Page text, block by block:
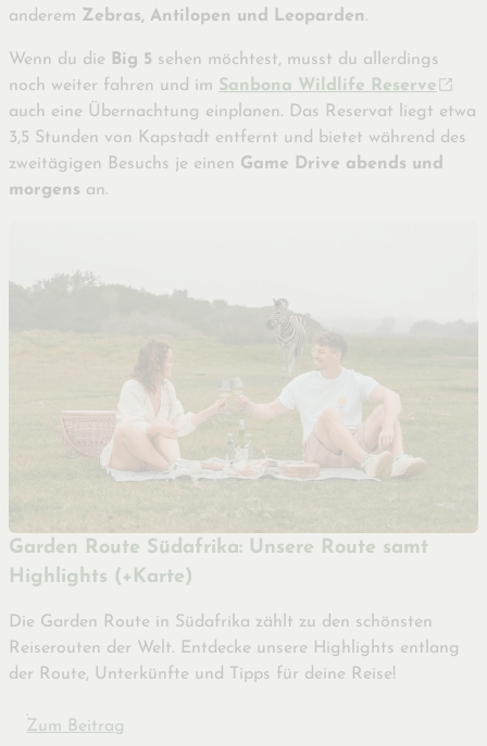
anderem Zebras, Antilopen und Leoparden.
Wenn du die Big 5 sehen möchtest, musst du allerdings
noch weiter fahren und im Sanbona Wildlife Reserve
auch eine Übernachtung einplanen. Das Reservat liegt etwa
3,5 Stunden von Kapstadt entfernt und bietet während des
zweitägigen Besuchs je einen Game Drive abends und
morgens an.
Garden Route Südafrika: Unsere Route samt
Highlights (+Karte)
Die Garden Route in Südafrika zählt zu den schönsten
Reiserouten der Welt. Entdecke unsere Highlights entlang
der Route, Unterkünfte und Tipps für deine Reise!
Zum Beitrag